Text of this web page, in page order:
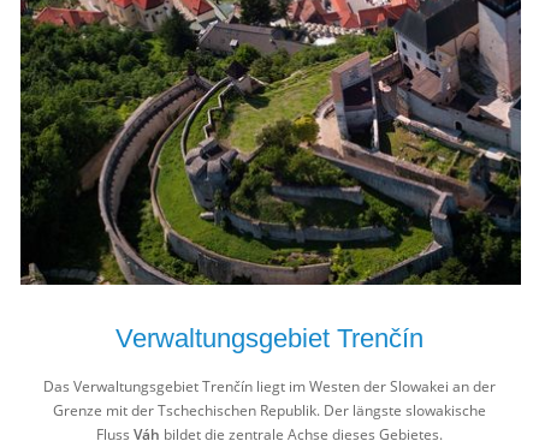
Verwaltungsgebiet Trenčín
Das Verwaltungsgebiet Trenčín liegt im Westen der Slowakei an der
Grenze mit der Tschechischen Republik. Der längste slowakische
Fluss Váh bildet die zentrale Achse dieses Gebietes.